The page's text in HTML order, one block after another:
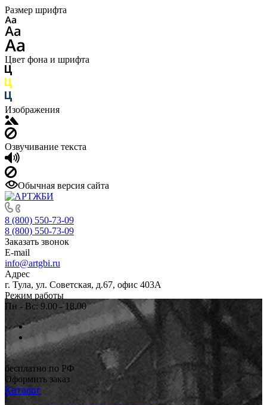
Размер шрифта
Цвет фона и шрифта
Изображения
Озвучивание текста
Обычная версия сайта
8 (800) 550-73-09
8 (800) 550-73-09
Заказать звонок
E-mail
info@artgbi.ru
Адрес
г. Тула, ул. Советская, д.67, офис 403А
Режим работы
Пн - Вс: 9.00 - 18.00
бесплатно по РФ
Оформить заказ
Каталог